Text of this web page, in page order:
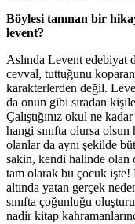
Böylesi tanınan bir
levent?
Aslında Levent edebiyat
cevval, tuttuğunu
karakterlerden değil.
da onun gibi sıradan
Çalıştığınız okul ne
hangi sınıfta olursa
olanlar da aynı şekilde
sakin, kendi halinde olan
tam olarak bu çocuk işte!
altında yatan gerçek
sınıfta çoğunluğu
nadir kitap